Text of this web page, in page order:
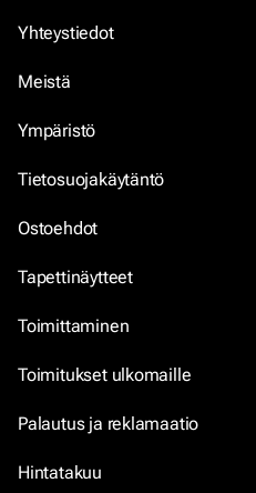
Yhteystiedot
Meistä
Ympäristö
Tietosuojakäytäntö
Ostoehdot
Tapettinäytteet
Toimittaminen
Toimitukset ulkomaille
Palautus ja reklamaatio
Hintatakuu